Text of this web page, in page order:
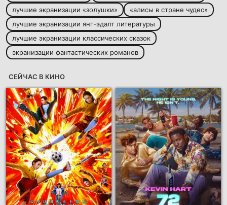
лучшие экранизации «золушки»
«алисы в стране чудес»
лучшие экранизации янг-эдалт литературы
лучшие экранизации классических сказок
экранизации фантастических романов
СЕЙЧАС В КИНО